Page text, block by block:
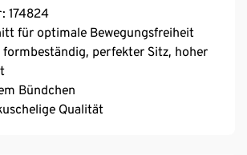
174824
für optimale Bewegungsfreiheit
formbeständig, perfekter Sitz, hoher
Bündchen
Qualität